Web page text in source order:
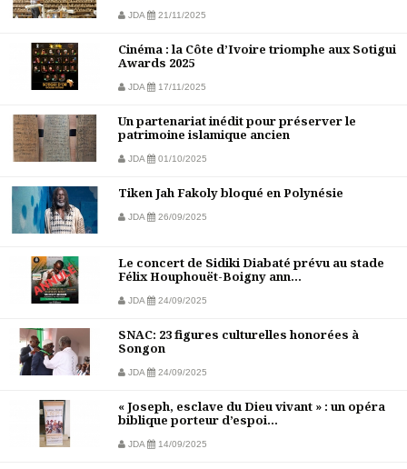
JDA 21/11/2025
Cinéma : la Côte d’Ivoire triomphe aux Sotigui
Awards 2025
JDA 17/11/2025
Un partenariat inédit pour préserver le
patrimoine islamique ancien
JDA 01/10/2025
Tiken Jah Fakoly bloqué en Polynésie
JDA 26/09/2025
Le concert de Sidiki Diabaté prévu au stade
Félix Houphouët-Boigny ann...
JDA 24/09/2025
SNAC: 23 figures culturelles honorées à
Songon
JDA 24/09/2025
« Joseph, esclave du Dieu vivant » : un opéra
biblique porteur d’espoi...
JDA 14/09/2025